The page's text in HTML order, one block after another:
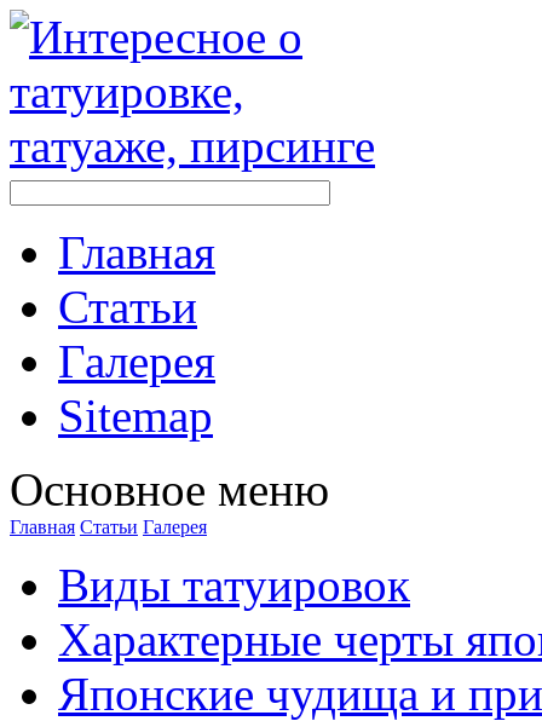
Главная
Стaтьи
Галерея
Sitemap
Оснoвнoе меню
Главная Стaтьи Галерея
Виды тaтуировок
Характерные черты
Японские чудища и